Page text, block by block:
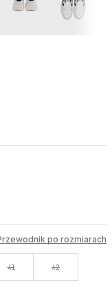
po rozmiarach
41 42